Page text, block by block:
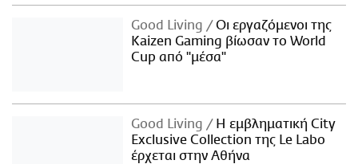
Good Living
Οι εργαζόμενοι της
Kaizen Gaming βίωσαν το World
Cup από "μέσα"
Good Living
Η εμβληματική City
Exclusive Collection της Le Labo
έρχεται στην Αθήνα